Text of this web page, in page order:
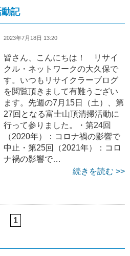
記
2023年7月18日 13:20
皆さん、こんにちは！ リサイ
クル・ネットワークの大久保で
す。いつもリサイクラーブログ
を閲覧頂きまして有難うござい
ます。先週の7月15日（土）、第
27回となる富士山頂清掃活動に
行って参りました。・第24回
（2020年）：コロナ禍の影響で
中止・第25回（2021年）：コロ
ナ禍の影響で…
続きを読む >>
1